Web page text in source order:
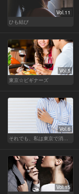
Vol.11
ひも結び
Vol.5
東京☆ビギナーズ
Vol.6
Vol.15